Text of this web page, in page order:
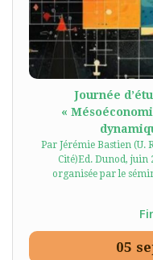
Journée
«
Par Jérémie Bastien (U.
Cité)Ed. Dunod, juin
organisée par le
05